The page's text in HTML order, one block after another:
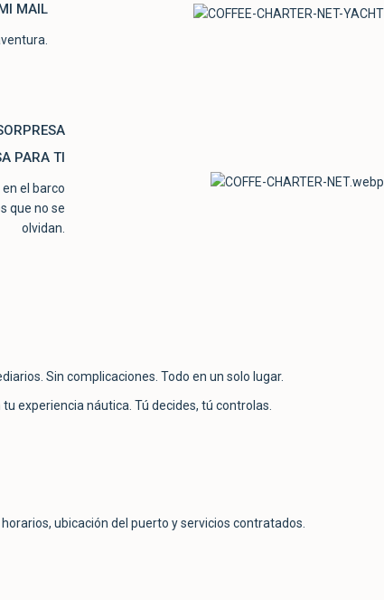
MAIL
PARA TI
el barco
que no se
olvidan.
Sin complicaciones. Todo en un solo lugar.
experiencia náutica. Tú decides, tú controlas.
ubicación del puerto y servicios contratados.